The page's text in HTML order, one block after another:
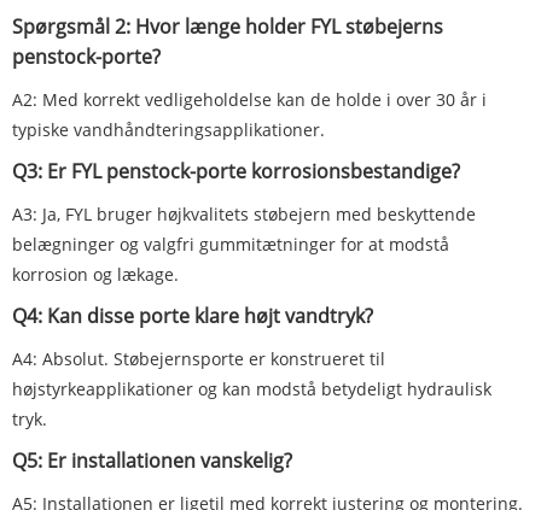
Spørgsmål 2: Hvor længe holder FYL støbejerns
penstock-porte?
A2: Med korrekt vedligeholdelse kan de holde i over 30 år i
typiske vandhåndteringsapplikationer.
Q3: Er FYL penstock-porte korrosionsbestandige?
A3: Ja, FYL bruger højkvalitets støbejern med beskyttende
belægninger og valgfri gummitætninger for at modstå
korrosion og lækage.
Q4: Kan disse porte klare højt vandtryk?
A4: Absolut. Støbejernsporte er konstrueret til
højstyrkeapplikationer og kan modstå betydeligt hydraulisk
tryk.
Q5: Er installationen vanskelig?
A5: Installationen er ligetil med korrekt justering og montering.